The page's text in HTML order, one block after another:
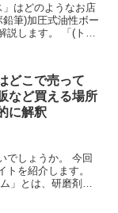
」はどのようなお店
筆)加圧式油性ボー
します。 「(トン
どこで売って
など買える場所
に解釈
でしょうか。 今回
を紹介します。
」とは、研磨剤